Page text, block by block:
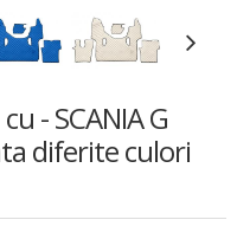
- SCANIA G
diferite culori